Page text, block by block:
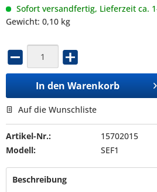
Sofort versandfertig, Lieferzeit ca.
Gewicht: 0,10 kg
In den Warenkorb
Auf die Wunschliste
Artikel-Nr.:
15702015
Modell:
SEF1
Beschreibung